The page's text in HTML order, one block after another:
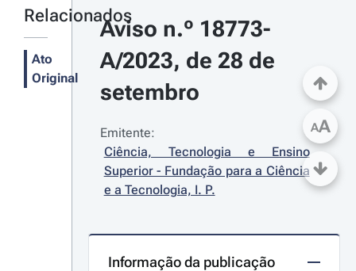
Relacionados
Ato
Original
Aviso n.º 18773-
A/2023, de 28 de
setembro
Emitente:
Ciência, Tecnologia e Ensino
Superior - Fundação para a Ciência
e a Tecnologia, I. P.
Informação da publicação
AA